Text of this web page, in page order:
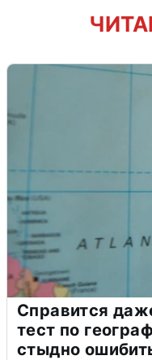
Справится
тест по
стыдно